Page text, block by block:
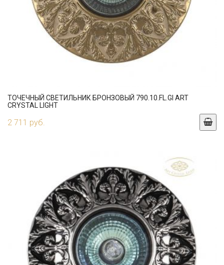
ТОЧЕЧНЫЙ СВЕТИЛЬНИК БРОНЗОВЫЙ 790.10.FL.GI ART
CRYSTAL LIGHT
2 711 руб.